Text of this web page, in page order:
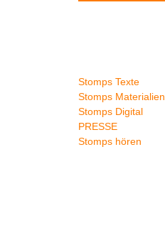
Stomps Texte
Stomps Materialien
Stomps Digital
PRESSE
Stomps hören